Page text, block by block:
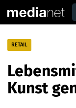
RETAIL
Kunst